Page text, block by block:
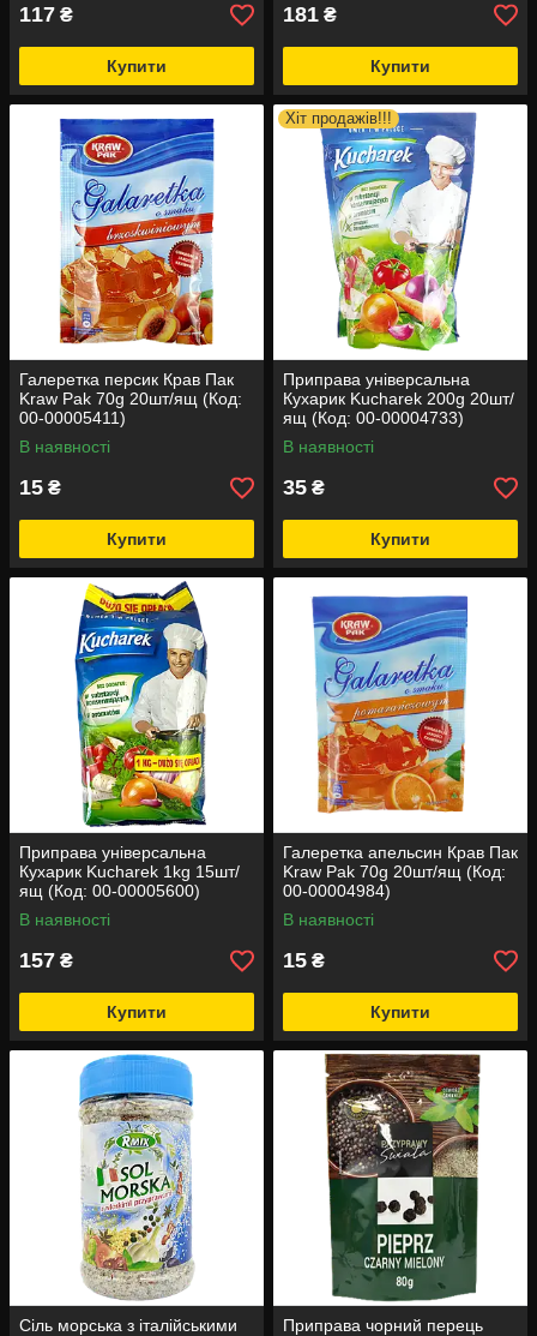
117 ₴
Купити
181 ₴
Купити
Галеретка персик Крав Пак
Kraw Pak 70g 20шт/ящ (Код:
00-00005411)
В наявності
15 ₴
Купити
Хіт продажів!!!
Приправа універсальна
Кухарик Kucharek 200g 20шт/
ящ (Код: 00-00004733)
В наявності
35 ₴
Купити
Приправа універсальна
Кухарик Kucharek 1kg 15шт/
ящ (Код: 00-00005600)
В наявності
157 ₴
Купити
Галеретка апельсин Крав Пак
Kraw Pak 70g 20шт/ящ (Код:
00-00004984)
В наявності
15 ₴
Купити
Сіль морська з італійськими
Приправа чорний перець